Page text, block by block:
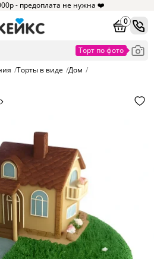
- предоплата не нужна ❤️
0
/Торты в виде /Дом /